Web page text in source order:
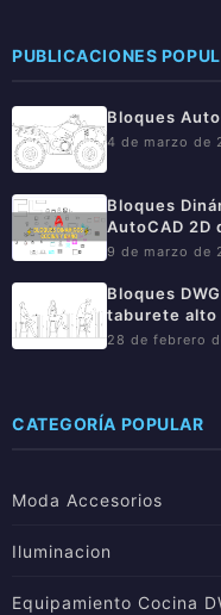
PUBLICACIONES
Bloques
4 de marzo de
Bloques
AutoCAD 2D
9 de marzo de
Bloques
taburete alto
28 de febrero
CATEGORÍA POPULAR
Moda Accesorios
Iluminacion
Equipamiento Cocina